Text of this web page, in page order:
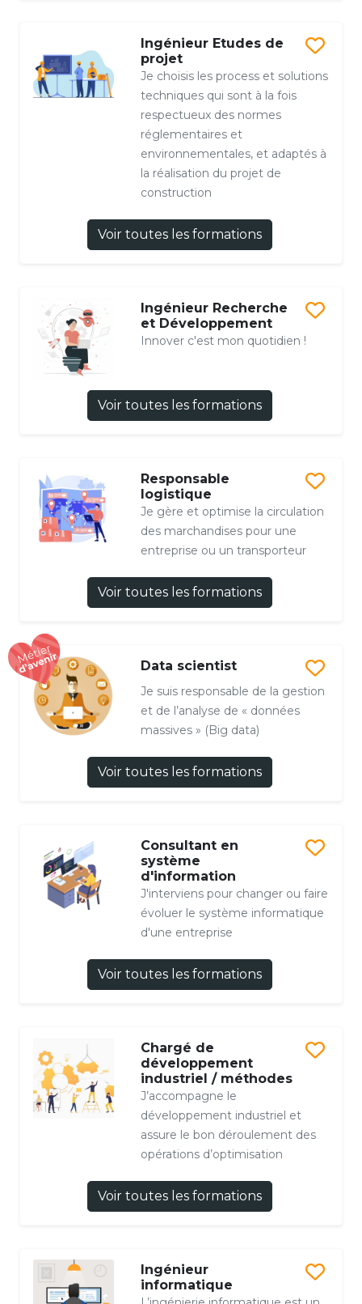
Ingénieur Etudes de
projet
Je choisis les process et solutions
techniques qui sont à la fois
respectueux des normes
réglementaires et
environnementales, et adaptés à
la réalisation du projet de
construction
Voir toutes les formations
Ingénieur Recherche
et Développement
Innover c'est mon quotidien !
Voir toutes les formations
Responsable
logistique
Je gère et optimise la circulation
des marchandises pour une
entreprise ou un transporteur
Voir toutes les formations
Data scientist
Je suis responsable de la gestion
et de l’analyse de « données
massives » (Big data)
Voir toutes les formations
Consultant en
système
d'information
J'interviens pour changer ou faire
évoluer le système informatique
d'une entreprise
Voir toutes les formations
Chargé de
développement
industriel / méthodes
J’accompagne le
développement industriel et
assure le bon déroulement des
opérations d’optimisation
Voir toutes les formations
Ingénieur
informatique